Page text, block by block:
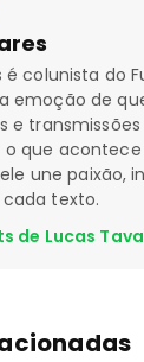
é colunista do
emoção de
e transmissões
que
une paixão,
texto.
de Lucas